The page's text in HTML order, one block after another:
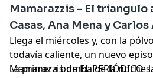
Mamarazzis - El triangulo
Casas, Ana Mena y Carlos
Llega el miércoles y, con la
todavía caliente, un nuevo
Mamarazzis de EL PERIÓDICO
La primera bomba de la noche